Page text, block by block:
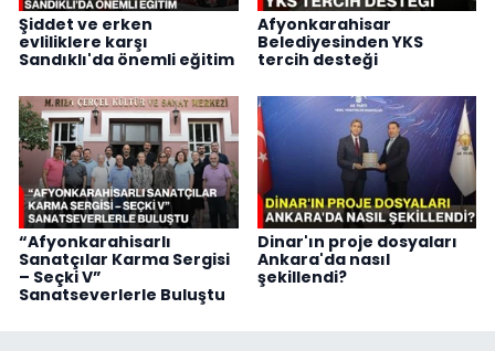
Şiddet ve erken
evliliklere karşı
Sandıklı'da önemli eğitim
Afyonkarahisar
Belediyesinden YKS
tercih desteği
“Afyonkarahisarlı
Sanatçılar Karma Sergisi
– Seçki V”
Sanatseverlerle Buluştu
Dinar'ın proje dosyaları
Ankara'da nasıl
şekillendi?